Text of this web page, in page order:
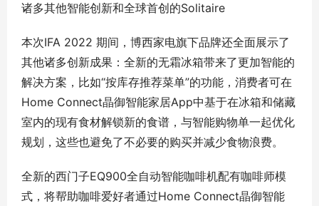
诸多其他智能创新和全球首创的Solitaire
本次IFA 2022 期间，博西家电旗下品牌还全面展示了
其他诸多创新成果：全新的无霜冰箱带来了更加智能的
解决方案，比如“按库存推荐菜单”的功能，消费者可在
Home Connect晶御智能家居App中基于在冰箱和储藏
室内的现有食材解锁新的食谱，与智能购物单一起优化
规划，这些也避免了不必要的购买并减少食物浪费。
全新的西门子EQ900全自动智能咖啡机配有咖啡师模
式，将帮助咖啡爱好者通过Home Connect晶御智能